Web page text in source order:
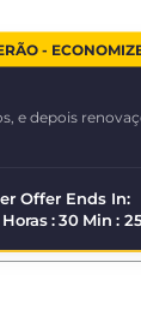
-
e depois
Offer Ends In:
Horas:30 Min :